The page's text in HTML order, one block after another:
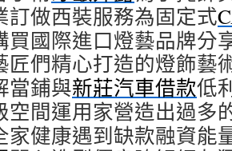
訂做西裝服務為固定式
買國際進口燈藝品牌分
匠們精心打造的燈飾藝
當鋪與新莊汽車借款低
空間運用家營造出過多
家健康遇到缺款融資能